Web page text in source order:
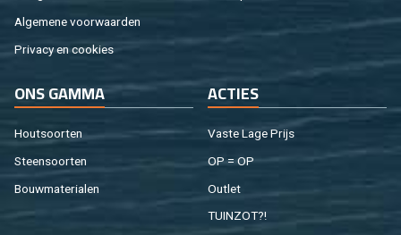
Al­ge­me­ne voor­waar­den
Pri­va­cy en coo­kies
ONS GAMMA
Hout­soor­ten
Steen­soor­ten
Bouw­ma­te­ri­a­len
AC­TIES
Vaste Lage Prijs
OP = OP
Out­let
TUIN­ZOT?!